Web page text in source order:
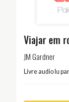
Viajar em
JM Gardner
Livre audio lu par